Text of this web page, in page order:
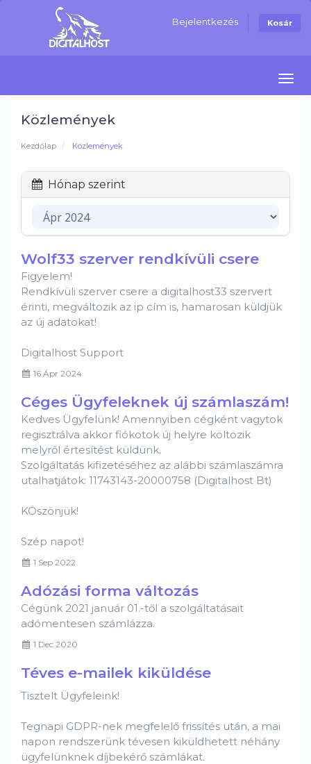
Bejelentkezés Kosár
Közlemények
Kezdőlap Közlemények
Hónap szerint
Wolf33 szerver rendkívüli csere
Figyelem!
Rendkívüli szerver csere a digitalhost33 szervert
érinti, megváltozik az ip cím is, hamarosan küldjük
az új adatokat!
Digitalhost Support
16 Ápr 2024
Céges Ügyfeleknek új számlaszám!
Kedves Ügyfelünk! Amennyiben cégként vagytok
regisztrálva akkor fiókotok új helyre költözik
melyről értesítést küldünk.
Szolgáltatás kifizetéséhez az alábbi számlaszámra
utalhatjátok: 11743143-20000758 (Digitalhost Bt)
KÖszönjük!
Szép napot!
1 Sep 2022
Adózási forma változás
Cégünk 2021 január 01.-től a szolgáltatásait
adómentesen számlázza.
1 Dec 2020
Téves e-mailek kiküldése
Tisztelt Ügyfeleink!
Tegnapi GDPR-nek megfelelő frissítés után, a mai
napon rendszerünk tévesen kiküldhetett néhány
ügyfelünknek díjbekérő számlákat.